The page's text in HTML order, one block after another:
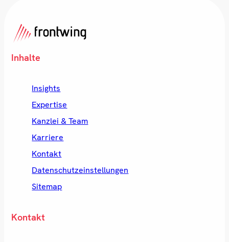
Inhalte
Insights
Expertise
Kanzlei & Team
Karriere
Kontakt
Datenschutzeinstellungen
Sitemap
Kontakt